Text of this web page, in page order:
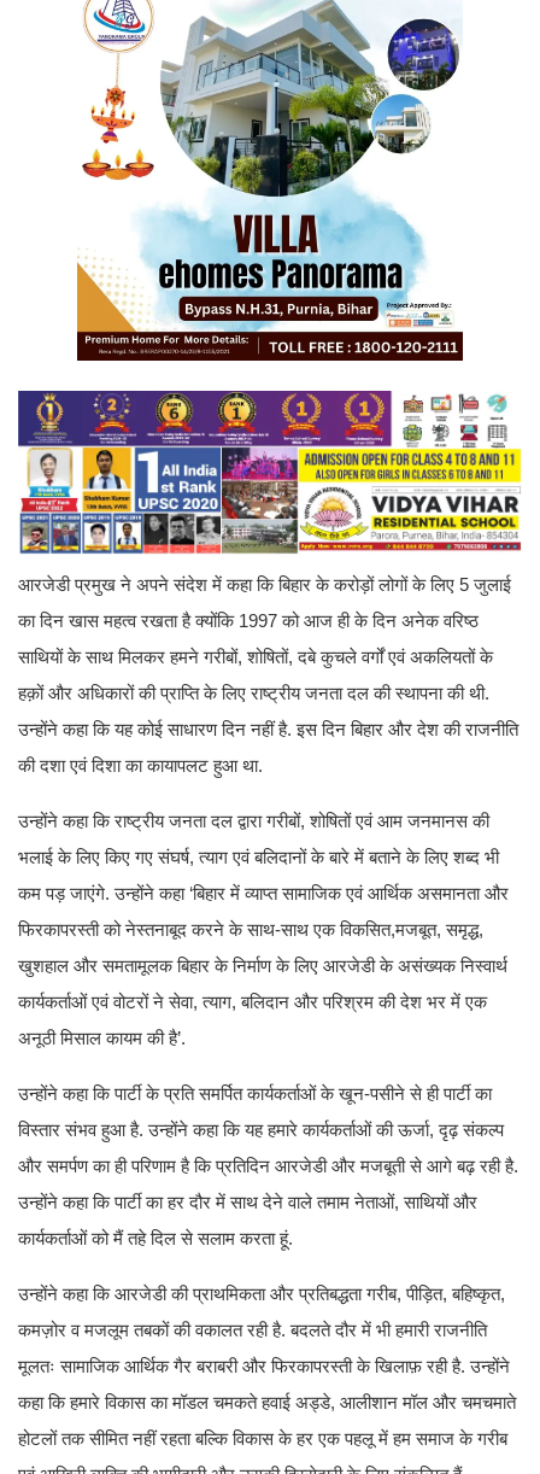
आरजेडी प्रमुख ने अपने संदेश में कहा कि बिहार के करोड़ों लोगों के लिए 5 जुलाई
का दिन खास महत्व रखता है क्योंकि 1997 को आज ही के दिन अनेक वरिष्ठ
साथियों के साथ मिलकर हमने गरीबों, शोषितों, दबे कुचले वर्गों एवं अकलियतों के
हक़ों और अधिकारों की प्राप्ति के लिए राष्ट्रीय जनता दल की स्थापना की थी.
उन्होंने कहा कि यह कोई साधारण दिन नहीं है. इस दिन बिहार और देश की राजनीति
की दशा एवं दिशा का कायापलट हुआ था.
उन्होंने कहा कि राष्ट्रीय जनता दल द्वारा गरीबों, शोषितों एवं आम जनमानस की
भलाई के लिए किए गए संघर्ष, त्याग एवं बलिदानों के बारे में बताने के लिए शब्द भी
कम पड़ जाएंगे. उन्होंने कहा ‘बिहार में व्याप्त सामाजिक एवं आर्थिक असमानता और
फिरकापरस्ती को नेस्तनाबूद करने के साथ-साथ एक विकसित,मजबूत, समृद्ध,
खुशहाल और समतामूलक बिहार के निर्माण के लिए आरजेडी के असंख्यक निस्वार्थ
कार्यकर्ताओं एवं वोटरों ने सेवा, त्याग, बलिदान और परिश्रम की देश भर में एक
अनूठी मिसाल कायम की है’.
उन्होंने कहा कि पार्टी के प्रति समर्पित कार्यकर्ताओं के खून-पसीने से ही पार्टी का
विस्तार संभव हुआ है. उन्होंने कहा कि यह हमारे कार्यकर्ताओं की ऊर्जा, दृढ़ संकल्प
और समर्पण का ही परिणाम है कि प्रतिदिन आरजेडी और मजबूती से आगे बढ़ रही है.
उन्होंने कहा कि पार्टी का हर दौर में साथ देने वाले तमाम नेताओं, साथियों और
कार्यकर्ताओं को मैं तहे दिल से सलाम करता हूं.
उन्होंने कहा कि आरजेडी की प्राथमिकता और प्रतिबद्धता गरीब, पीड़ित, बहिष्कृत,
कमज़ोर व मजलूम तबकों की वकालत रही है. बदलते दौर में भी हमारी राजनीति
मूलतः सामाजिक आर्थिक गैर बराबरी और फिरकापरस्ती के खिलाफ़ रही है. उन्होंने
कहा कि हमारे विकास का मॉडल चमकते हवाई अड्डे, आलीशान मॉल और चमचमाते
होटलों तक सीमित नहीं रहता बल्कि विकास के हर एक पहलू में हम समाज के गरीब